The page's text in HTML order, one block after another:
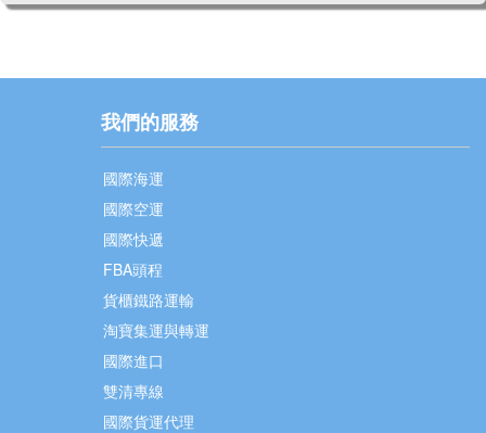
我們的服務
國際海運
國際空運
國際快遞
FBA頭程
貨櫃鐵路運輸
淘寶集運與轉運
國際進口
雙清專線
國際貨運代理